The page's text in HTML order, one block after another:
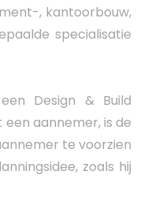
, kantoorbouw,
specialisatie
Design & Build
aannemer, is de
te voorzien
zoals hij